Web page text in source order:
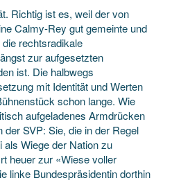
Richtig ist es, weil der von
Calmy-Rey gut gemeinte und
rechtsradikale
zur aufgesetzten
ist. Die halbwegs
mit Identität und Werten
schon lange. Wie
aufgeladenes Armdrücken
SVP: Sie, die in der Regel
Wiege der Nation zu
heuer zur «Wiese voller
linke Bundespräsidentin dorthin